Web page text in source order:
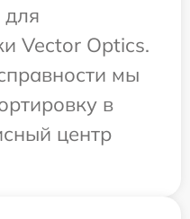
Vector Optics.
мы
в
центр